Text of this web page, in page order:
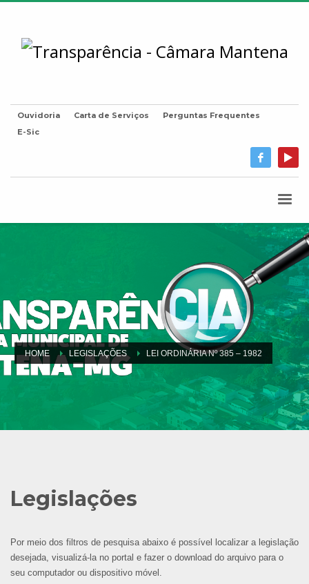
Ouvidoria Carta de Serviços
Perguntas Frequentes
E-Sic
HOME LEGISLAÇÕES LEI ORDINÁRIA Nº 385 – 1982
Legislações
Por meio dos filtros de pesquisa abaixo é possível localizar a legislação
desejada, visualizá-la no portal e fazer o download do arquivo para o
seu computador ou dispositivo móvel.